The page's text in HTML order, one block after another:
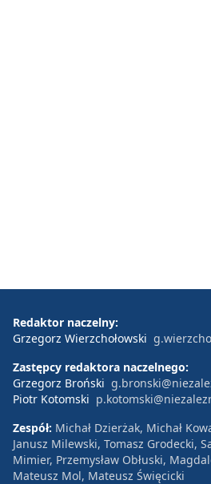
Redaktor naczelny:
Grzegorz Wierzchołowski
Zastępcy redaktora naczelnego:
Grzegorz Broński
Piotr Kotomski
Zespół: Michał Dzierżak, Michał
Janusz Milewski, Tomasz Grodecki,
Mimier, Przemysław Obłuski,
Mateusz Mol, Mateusz Święcicki